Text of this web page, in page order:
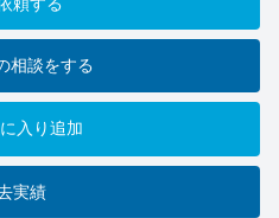
相談をする
入り追加
実績